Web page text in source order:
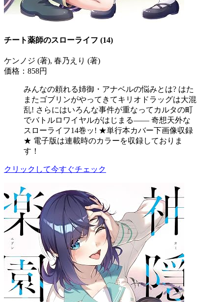
チート薬師のスローライフ (14)
ケンノジ (著), 春乃えり (著)
価格：858円
みんなの頼れる姉御・アナベルの悩みとは? はた
またゴブリンがやってきてキリオドラッグは大混
乱! さらにはいろんな事件が重なってカルタの町
でバトルロワイヤルがはじまる―― 奇想天外な
スローライフ14巻ッ! ★単行本カバー下画像収録
★ 電子版は連載時のカラーを収録しておりま
す！
クリックして今すぐチェック